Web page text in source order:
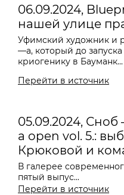
06.09.2024,
нашей улице
Уфимский художник и
—a, который до
криогенику в Бауманк...
Перейти в источник
05.09.2024, Сноб
a open vol. 5.:
Крюковой и
В галерее
пятый выпус...
Перейти в источник